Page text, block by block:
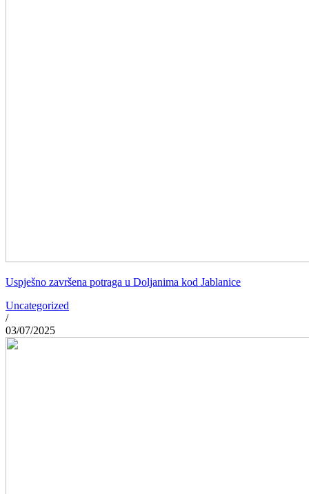
Uspješno završena potraga u Doljanima kod Jablanice
Uncategorized
/
03/07/2025